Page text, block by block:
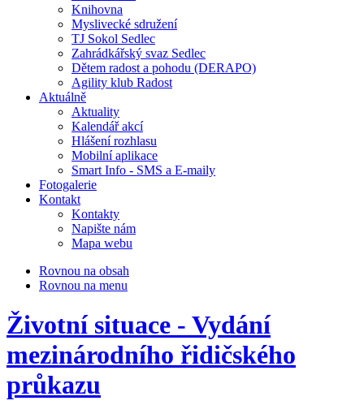
Knihovna
Myslivecké sdružení
TJ Sokol Sedlec
Zahrádkářský svaz Sedlec
Dětem radost a pohodu (DERAPO)
Agility klub Radost
Aktuálně
Aktuality
Kalendář akcí
Hlášení rozhlasu
Mobilní aplikace
Smart Info - SMS a E-maily
Fotogalerie
Kontakt
Kontakty
Napište nám
Mapa webu
Rovnou na obsah
Rovnou na menu
Životní situace - Vydání
mezinárodního řidičského
průkazu